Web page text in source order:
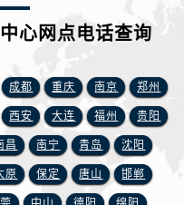
山东省德州市德城区东风中路浪琴售后服务中心（需提前预约）
山东省济宁市任城区太白楼路浪琴售后服务中心（需提前预约）
山东省莱芜市文化南路8号银座商城名表维修一楼名表维修浪琴售后服务中心（需提前预约）
山东省临沂市兰山区解放路浪琴售后服务中心（需提前预约）
山东省日照市东港区烟台路浪琴售后服务中心（需提前预约）
山东省泰安市泰山区财源街道泰山大街浪琴售后服务中心（需提前预约）
心网点电话查询
成都 重庆 南京 郑州
西安 大连 福州 贵阳
昌 南宁 青岛 沈阳
原 保定 唐山 邯郸